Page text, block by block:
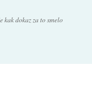
dokaz za to smelo